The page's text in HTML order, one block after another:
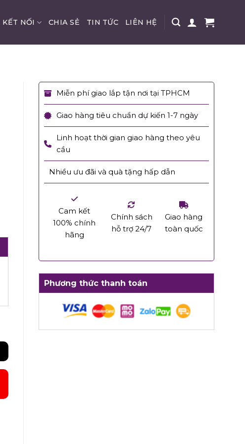
KẾT NỐI CHIA SẺ TIN TỨC LIÊN HỆ
Miễn phí giao lắp tận nơi tại TPHCM
Giao hàng tiêu chuẩn dự kiến 1-7 ngày
Linh hoạt thời gian giao hàng theo yêu
cầu
Nhiều ưu đãi và quà tặng hấp dẫn
Cam kết
100% chính
hãng
Chính sách
hỗ trợ 24/7
Giao hàng
toàn quốc
Phương thức thanh toán